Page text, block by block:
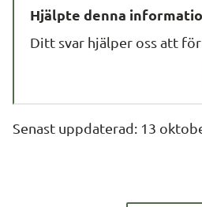
Hjälpte denna
Ditt svar hjälper oss att
Senast uppdaterad: 13